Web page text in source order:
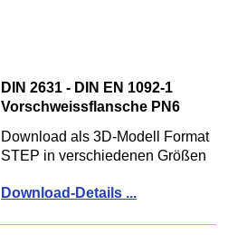
DIN 2631 - DIN EN 1092-1
Vorschweissflansche PN6
Download als 3D-Modell Format
STEP in verschiedenen Größen
Download-Details ...